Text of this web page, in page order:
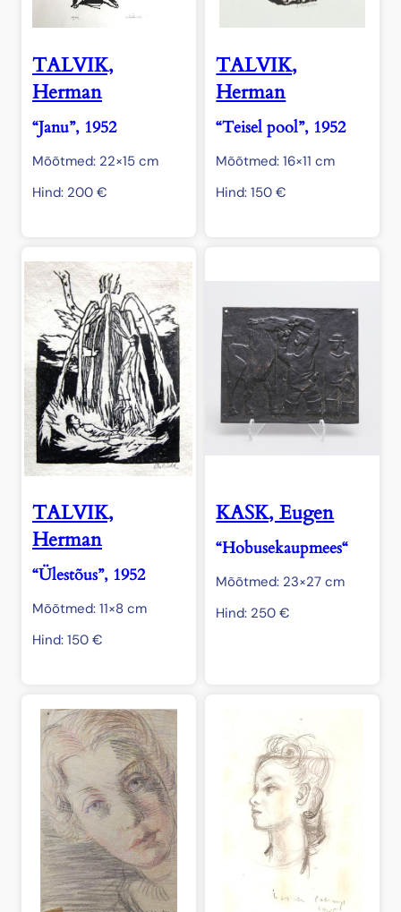
TALVIK,
Herman
“Janu”, 1952
Mõõtmed: 22×15 cm
Hind: 200 €
TALVIK,
Herman
“Teisel pool”, 1952
Mõõtmed: 16×11 cm
Hind:150€
TALVIK,
Herman
“Ülestõus”, 1952
Mõõtmed: 11×8 cm
Hind: 150 €
KASK, Eugen
“Hobusekaupmees“
Mõõtmed: 23×27 cm
Hind: 250€